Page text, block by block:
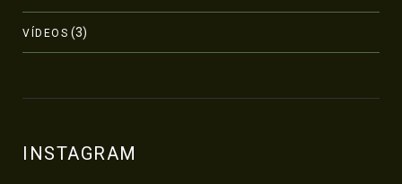
VÍDEOS (3)
INSTAGRAM